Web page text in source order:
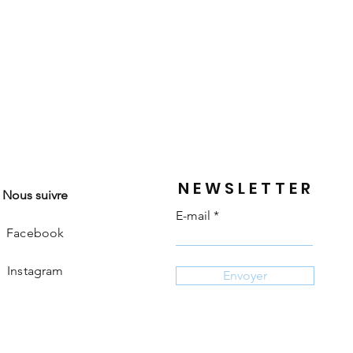
Nous suivre
Facebook
Instagram
NEWSLETTER
E-mail
Envoyer